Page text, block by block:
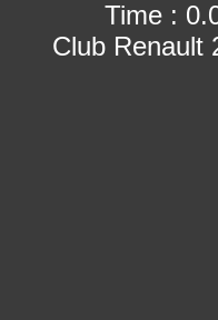
Time :
Club Renault